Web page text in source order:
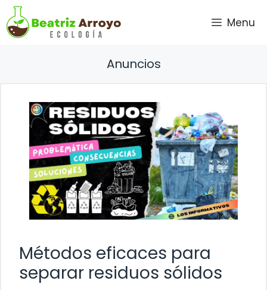
Saltar
al
contenido
Menu
Anuncios
Métodos eficaces para
separar residuos sólidos